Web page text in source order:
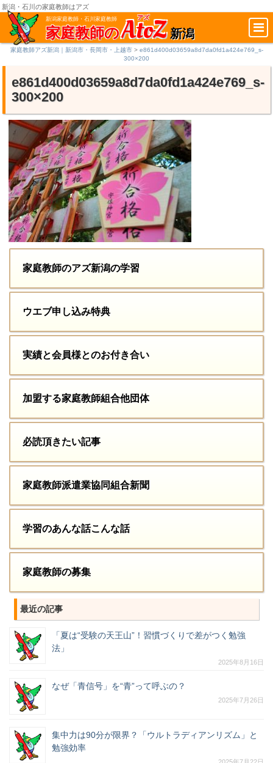
新潟家庭教師・石川家庭教師
家庭教師の
アズ
AtoZ 新潟
新潟・石川の家庭教師はアズ
家庭教師アズ新潟｜新潟市・長岡市・上越市> e861d400d03659a8d7da0fd1a424e769_s-
300×200
e861d400d03659a8d7da0fd1a424e769_s-
300×200
家庭教師のアズ新潟の学習
ウエブ申し込み特典
実績と会員様とのお付き合い
加盟する家庭教師組合他団体
必読頂きたい記事
家庭教師派遣業協同組合新聞
学習のあんな話こんな話
家庭教師の募集
最近の記事
「夏は“受験の天王山”！習慣づくりで差がつく勉強
法」
2025年8月16日
なぜ「青信号」を“青”って呼ぶの？
2025年7月26日
集中力は90分が限界？「ウルトラディアンリズム」と
勉強効率